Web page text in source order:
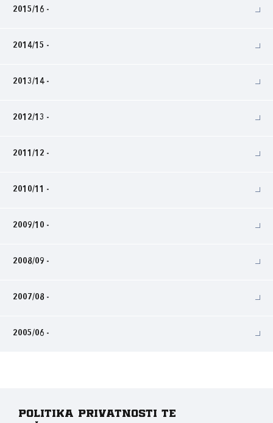
2015/16 -
2014/15 -
2013/14 -
2012/13 -
2011/12 -
2010/11 -
2009/10 -
2008/09 -
2007/08 -
2005/06 -
Politika privatnosti te